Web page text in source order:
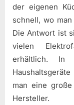
der eigenen
schnell, wo
Die Antwort ist
vielen
erhältlich. In
man eine
Hersteller.